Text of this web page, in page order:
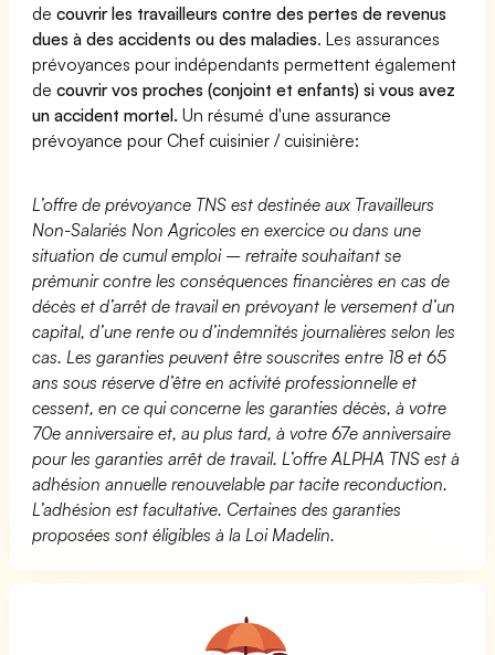
decouvrir les travailleurs contre des pertes de revenus
dues à des accidents ou des maladies. Les assurances
prévoyances pour indépendants permettent également
decouvrir vos proches (conjoint et enfants) si vous avez
un accident mortel. Un résumé d'une assurance
prévoyance pour Chef cuisinier / cuisinière:
L’offre de prévoyance TNS est destinée aux Travailleurs
Non-Salariés Non Agricoles en exercice ou dans une
situation de cumul emploi – retraite souhaitant se
prémunir contre les conséquences financières en cas de
décès et d’arrêt de travail en prévoyant le versement d’un
capital, d’une rente ou d’indemnités journalières selon les
cas. Les garanties peuvent être souscrites entre 18 et 65
ans sous réserve d’être en activité professionnelle et
cessent, en ce qui concerne les garanties décès, à votre
70e anniversaire et, au plus tard, à votre 67e anniversaire
pour les garanties arrêt de travail. L’offre ALPHA TNS est à
adhésion annuelle renouvelable par tacite reconduction.
L’adhésion est facultative. Certaines des garanties
proposées sont éligibles à la Loi Madelin.